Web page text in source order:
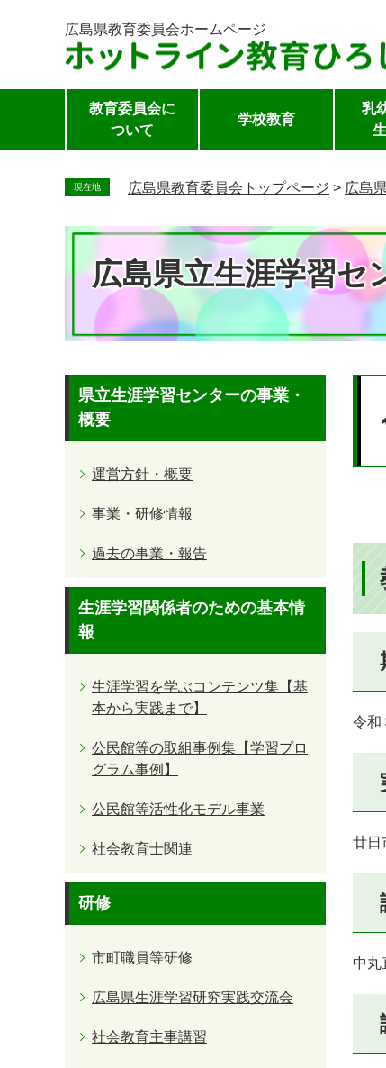
広島県教育委員会ホームページ
教育委員会に
ついて
学校教育
乳
現在地 広島県教育委員会トップページ > 広島
広島県立生涯学習セ
令和
廿
中丸
県立生涯学習センターの事業・
概要
運営方針・概要
事業・研修情報
過去の事業・報告
生涯学習関係者のための基本情
報
生涯学習を学ぶコンテンツ集【基
本から実践まで】
公民館等の取組事例集【学習プロ
グラム事例】
公民館等活性化モデル事業
社会教育士関連
研修
市町職員等研修
広島県生涯学習研究実践交流会
社会教育主事講習